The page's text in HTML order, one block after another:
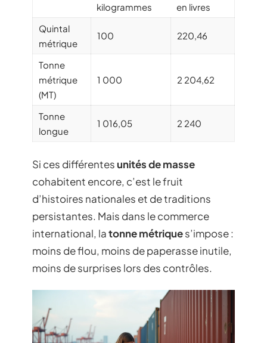
kilogrammes
en livres
Quintal
métrique
100 220,46
Tonne
métrique
(MT)
1 000 2 204,62
Tonne
longue
1 016,05 2 240
Si ces différentesunités de masse
cohabitent encore, c’est le fruit
d’histoires nationales et de traditions
persistantes. Mais dans le commerce
international, latonne métriques’impose :
moins de flou, moins de paperasse inutile,
moins de surprises lors des contrôles.